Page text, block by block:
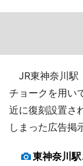
JR東神奈川駅
チョークを用い
近に復刻設置さ
しまった広告掲
東神奈川